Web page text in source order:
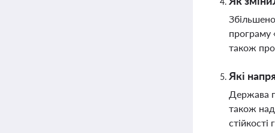
програму
також
Які
Держава
також
стійкості